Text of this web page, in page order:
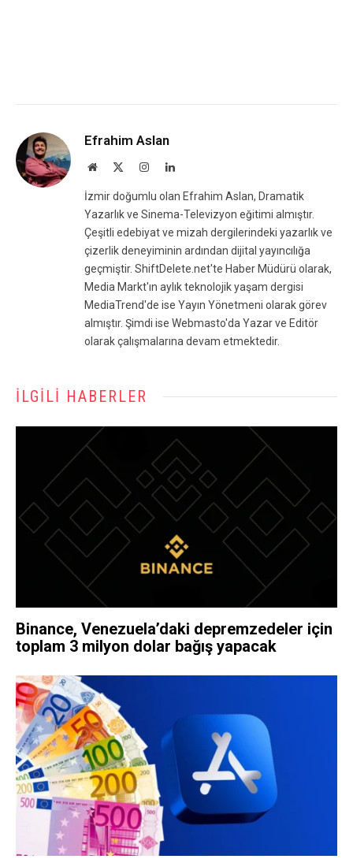
Efrahim Aslan
Website InstagramLinkedIn
İzmir doğumlu olan Efrahim Aslan, Dramatik
Yazarlık ve Sinema-Televizyon eğitimi almıştır.
Çeşitli edebiyat ve mizah dergilerindeki yazarlık ve
çizerlik deneyiminin ardından dijital yayıncılığa
geçmiştir. ShiftDelete.net'te Haber Müdürü olarak,
Media Markt'ın aylık teknolojik yaşam dergisi
MediaTrend'de ise Yayın Yönetmeni olarak görev
almıştır. Şimdi ise Webmasto'da Yazar ve Editör
olarak çalışmalarına devam etmektedir.
İLGILI HABERLER
Binance, Venezuela’daki depremzedeler için
toplam 3 milyon dolar bağış yapacak